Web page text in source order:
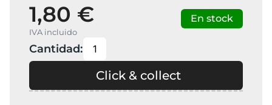
1,80 €
IVA incluido
En stock
Cantidad:
Click & collect